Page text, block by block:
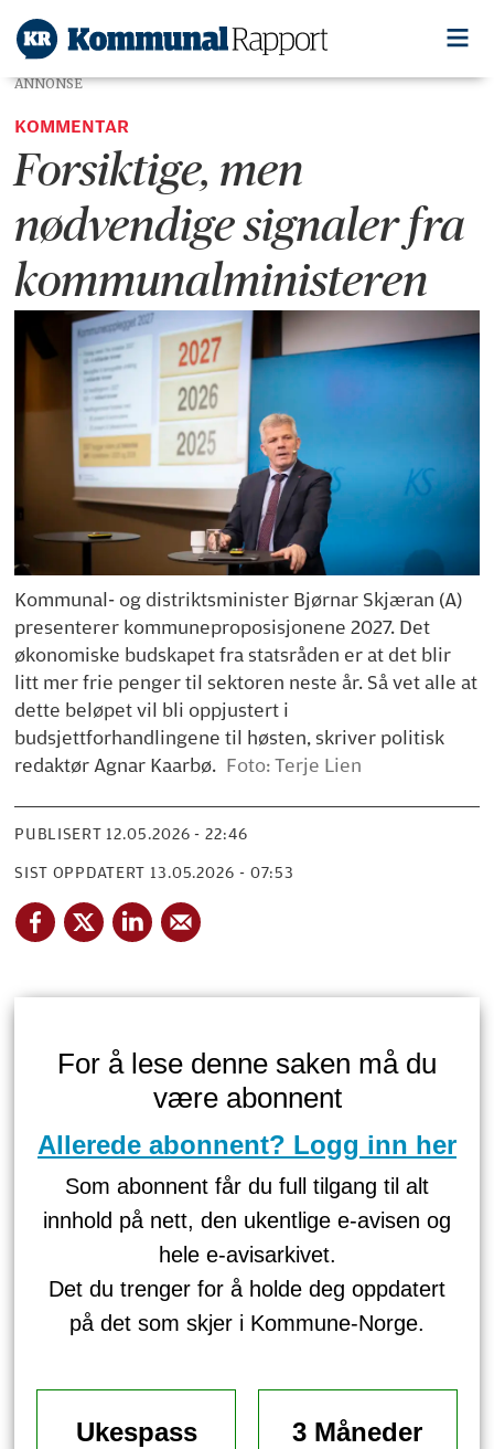
ANNONSE
KOMMENTAR
Forsiktige, men
nødvendige signaler fra
kommunalministeren
Kommunal- og distriktsminister Bjørnar Skjæran (A)
presenterer kommuneproposisjonene 2027. Det
økonomiske budskapet fra statsråden er at det blir
litt mer frie penger til sektoren neste år. Så vet alle at
dette beløpet vil bli oppjustert i
budsjettforhandlingene til høsten, skriver politisk
redaktør Agnar Kaarbø. Foto: Terje Lien
PUBLISERT 12.05.2026 - 22:46
SIST OPPDATERT 13.05.2026 - 07:53
For å lese denne saken må du
være abonnent
Allerede abonnent? Logg inn her
Som abonnent får du full tilgang til alt
innhold på nett, den ukentlige e-avisen og
hele e-avisarkivet.
Det du trenger for å holde deg oppdatert
på det som skjer i Kommune-Norge.
Ukespass 3 Måneder